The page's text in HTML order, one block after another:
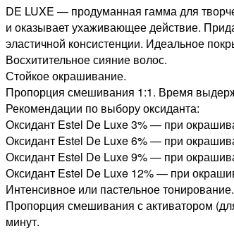
КРАСКА
ДЛЯ
ВОЛОС
СВЕТЛЫЙ
БЛОНДИН
НАТУРАЛЬНО-
ПЕПЕЛЬНЫЙ,
60мл
DE LUXE — продуманная гамма для
и оказывает ухаживающее действие.
эластичной консистенции. Идеальное
Восхитительное сияние волос.
Стойкое окрашивание.
Пропорция смешивания 1:1. Время
Рекомендации по выбору оксиданта:
Оксидант Estel De Luxe 3% — при
Оксидант Estel De Luxe 6% — при
Оксидант Estel De Luxe 9% — при
Оксидант Estel De Luxe 12% — при
Интенсивное или пастельное тонирование.
Пропорция смешивания с активатором
минут.